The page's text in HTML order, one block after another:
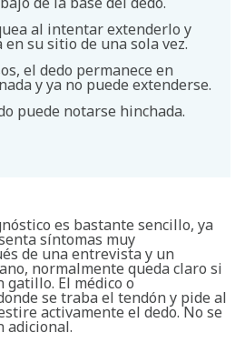
al intentar extenderlo y
en su sitio de una sola vez.
el dedo permanece en
y ya no puede extenderse.
puede notarse hinchada.
es bastante sencillo, ya
síntomas muy
de una entrevista y un
normalmente queda claro si
gatillo. El médico o
se traba el tendón y pide al
activamente el dedo. No se
adicional.